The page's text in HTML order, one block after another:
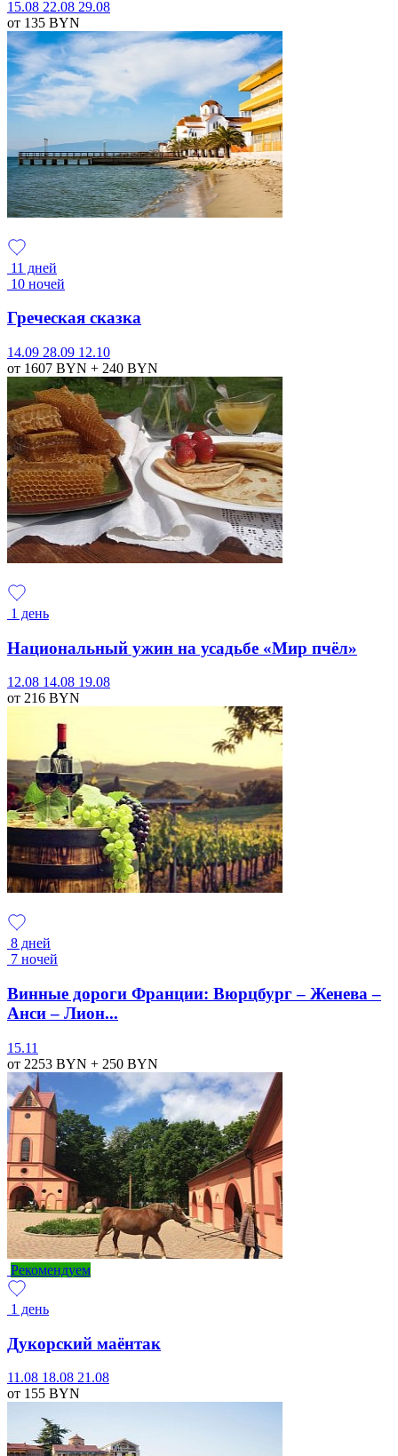
15.08 22.08 29.08
от 135 BYN
11 дней
10 ночей
Греческая сказка
14.09 28.09 12.10
от 1607 BYN + 240 BYN
1 день
Национальный ужин на усадьбе «Мир пчёл»
12.08 14.08 19.08
от 216 BYN
8 дней
7 ночей
Винные дороги Франции: Вюрцбург – Женева –
Анси – Лион...
15.11
от 2253 BYN + 250 BYN
Рекомендуем
1 день
Дукорский маёнтак
11.08 18.08 21.08
от 155 BYN